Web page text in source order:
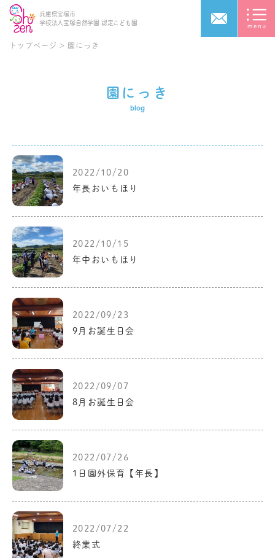
兵庫県宝塚市
学校法人宝塚自然学園 認定こども園
トップページ > 園にっき
園にっき
blog
2022/10/20
年長おいもほり
2022/10/15
年中おいもほり
2022/09/23
9月お誕生日会
2022/09/07
8月お誕生日会
2022/07/26
1日園外保育【年長】
2022/07/22
終業式